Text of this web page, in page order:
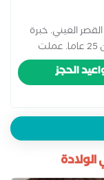
العيني. خبرة
في مجال طب الأطفال وحديثي الولادة لاكثو من 25 عاما. عملت
كما عملت
الحجز